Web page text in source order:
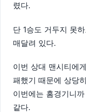
렸다.
단 1승도 거두지 못
매달려 있다.
이번 상대 맨시티에
패했기 때문에 상당
이번에는 홈경기니
같다.